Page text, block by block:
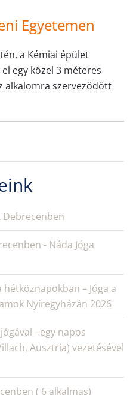
Egyetemen
a Kémiai épület
egy közel 3 méteres
alkalomra szerveződött
- Náda Jóga
– Jóga a
Nyíregyházán 2026
- egy napos
Ausztria) vezetésével
( 6 alkalmas)